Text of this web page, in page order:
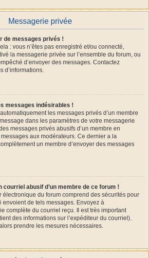
Messagerie privée
de messages privés !
: vous n’êtes pas enregistré et/ou connecté,
la messagerie privée sur l’ensemble du forum, ou
d’envoyer des messages. Contactez
d’informations.
messages indésirables !
les messages privés d’un membre
dans les paramètres de votre messagerie
messages privés abusifs d’un membre en
aux modérateurs. Ce dernier a la
un membre d’envoyer des messages
courriel abusif d’un membre de ce forum !
électronique du forum comprend des sécurités pour
envoient de tels messages. Envoyez à
complète du courriel reçu. Il est très important
des informations sur l’expéditeur du courriel).
prendre les mesures nécessaires.